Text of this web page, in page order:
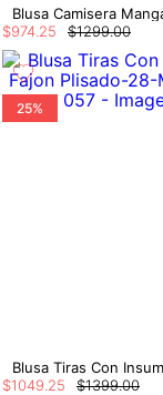
$1299.00
$974 25
25%
$1399.00
$1049 25